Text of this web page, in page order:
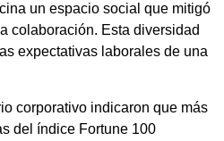
un espacio social que mitigó
colaboración. Esta diversidad
expectativas laborales de una
corporativo indicaron que más
del índice Fortune 100